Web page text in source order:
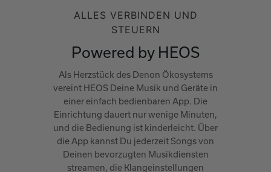
ALLES VERBINDEN UND
STEUERN
Powered by HEOS
Als Herzstück des Denon Ökosystems
vereint HEOS Deine Musik und Geräte in
einer einfach bedienbaren App. Die
Einrichtung dauert nur wenige Minuten,
und die Bedienung ist kinderleicht. Über
die App kannst Du jederzeit Songs von
Deinen bevorzugten Musikdiensten
streamen, die Klangeinstellungen